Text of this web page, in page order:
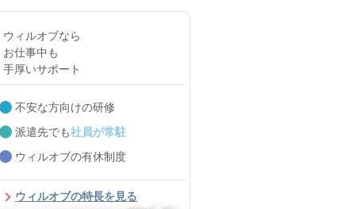
ウィルオブなら
お仕事中も
手厚いサポート
不安な方向けの研修
派遣先でも社員が常駐
ウィルオブの有休制度
ウィルオブの特長を見る